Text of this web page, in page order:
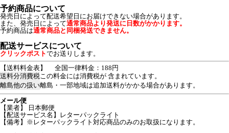
予約商品について
発売日によって配送希望日にお届けできない場合があります。
また、発売日によって通常商品より発送に日数がかかります。
予約商品は通常商品と同梱発送できません。
配送サービスについて
クリックポストでお送りします。
【送料料金表】
全国一律料金：188円
送料分消費税この料金には消費税が 含まれています。
離島他の扱い離島・一部地域は追加送料がかかる場合があります。
メール便
【業者】 日本郵便
【配送サービス名】レターパックライト
【備考】※レターパックライト対応商品のみのお取扱になります。